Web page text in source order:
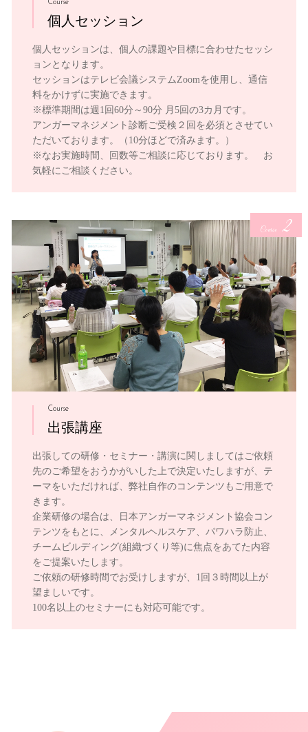
Course
個人セッション
個人セッションは、個人の課題や目標に合わせたセッシ
ョンとなります。
セッションはテレビ会議システムZoomを使用し、通信
料をかけずに実施できます。
※標準期間は週1回60分～90分 月5回の3カ月です。
アンガーマネジメント診断ご受検２回を必須とさせてい
ただいております。（10分ほどで済みます。）
※なお実施時間、回数等ご相談に応じております。 お
気軽にご相談ください。
Course 2
Course
出張講座
出張しての研修・セミナー・講演に関しましてはご依頼
先のご希望をおうかがいした上で決定いたしますが、テ
ーマをいただければ、弊社自作のコンテンツもご用意で
きます。
企業研修の場合は、日本アンガーマネジメント協会コン
テンツをもとに、メンタルヘルスケア、パワハラ防止、
チームビルディング(組織づくり等)に焦点をあてた内容
をご提案いたします。
ご依頼の研修時間でお受けしますが、1回３時間以上が
望ましいです。
100名以上のセミナーにも対応可能です。